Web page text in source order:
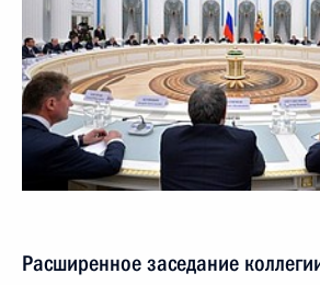
Расширенное заседание